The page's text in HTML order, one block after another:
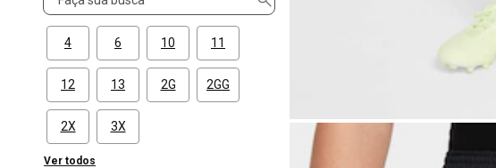
4 6 10 11
12 13 2G 2GG
2X 3X
Ver todos